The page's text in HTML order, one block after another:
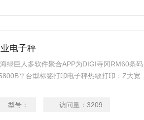
电子秤
绿巨人多软件聚合APP为DIGI寺冈RM60条码
平台型标签打印电子秤热敏打印：Z大宽
型号： 访问量：3209